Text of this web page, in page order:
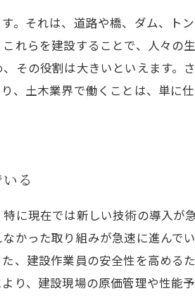
。それは、道路や橋、ダム、ト
れらを建設することで、人々
その役割は大きいといえます
、土木業界で働くことは、単
る
に現在では新しい技術の導入が
かった取り組みが急速に進んで
、建設作業員の安全性を高め
り、建設現場の原価管理や性能